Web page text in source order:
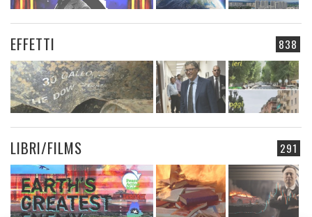
838
EFFETTI
291
LIBRI/FILMS